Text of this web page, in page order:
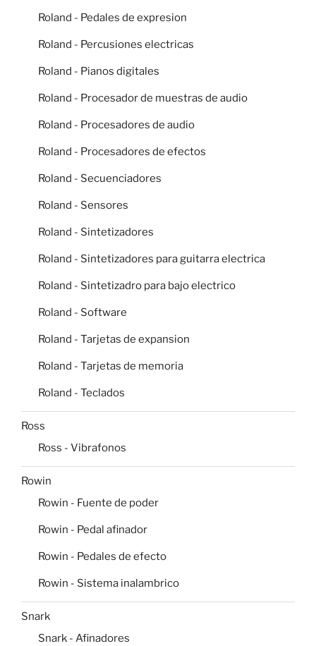
Roland - Pedales de expresion
Roland - Percusiones electricas
Roland - Pianos digitales
Roland - Procesador de muestras de audio
Roland - Procesadores de audio
Roland - Procesadores de efectos
Roland - Secuenciadores
Roland - Sensores
Roland - Sintetizadores
Roland - Sintetizadores para guitarra electrica
Roland - Sintetizadro para bajo electrico
Roland - Software
Roland - Tarjetas de expansion
Roland - Tarjetas de memoria
Roland - Teclados
Ross
Ross - Vibrafonos
Rowin
Rowin - Fuente de poder
Rowin - Pedal afinador
Rowin - Pedales de efecto
Rowin - Sistema inalambrico
Snark
Snark - Afinadores